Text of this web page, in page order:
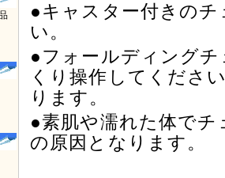
●キャスター付きの
い。
●フォールディング
くり操作してくださ
ります。
●素肌や濡れた体で
の原因となります。